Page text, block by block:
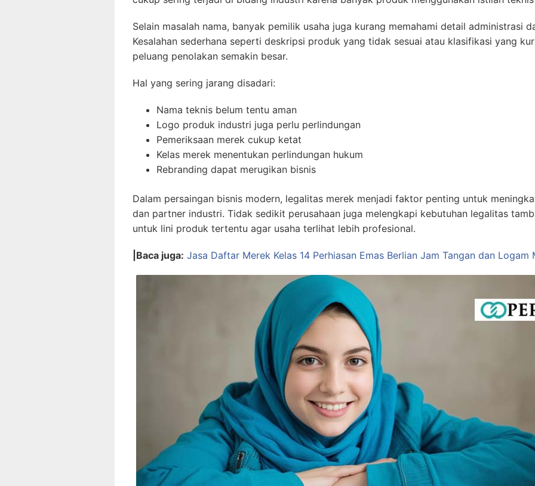
Selain masalah nama, banyak pemilik usaha juga kurang memahami detail administrasi
Kesalahan sederhana seperti deskripsi produk yang tidak sesuai atau klasifikasi yang
peluang penolakan semakin besar.
Hal yang sering jarang disadari:
Nama teknis belum tentu aman
Logo produk industri juga perlu perlindungan
Pemeriksaan merek cukup ketat
Kelas merek menentukan perlindungan hukum
Rebranding dapat merugikan bisnis
Dalam persaingan bisnis modern, legalitas merek menjadi faktor penting untuk
dan partner industri. Tidak sedikit perusahaan juga melengkapi kebutuhan legalitas
untuk lini produk tertentu agar usaha terlihat lebih profesional.
|Baca juga: Jasa Daftar Merek Kelas 14 Perhiasan Emas Berlian Jam Tangan dan Logam